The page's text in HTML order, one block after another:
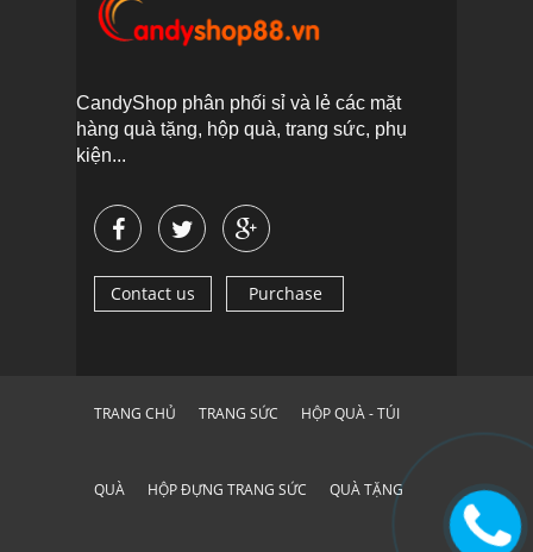
CandyShop phân phối sỉ và lẻ các mặt
hàng quà tặng, hộp quà, trang sức, phụ
kiện...
Contact us Purchase
TRANG CHỦ TRANG SỨC HỘP QUÀ - TÚI
QUÀ HỘP ĐỰNG TRANG SỨC QUÀ TẶNG